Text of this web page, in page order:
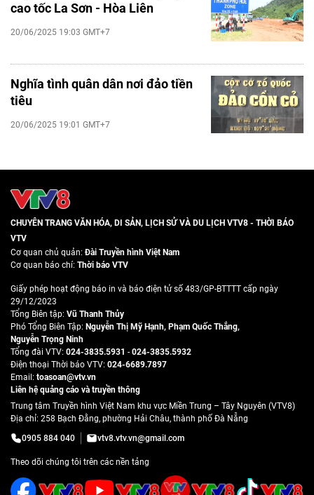
cao tốc La Sơn - Hòa Liên
20/06/2025 19:03 GMT+7
Nghĩa tình quân dân nơi đảo tiền
tiêu
20/06/2025 19:01 GMT+7
CHUYÊN TRANG VĂN HÓA, DI SẢN, LỊCH SỬ VÀ DU LỊCH VTV8 - THỜI BÁO
VTV
Cơ quan chủ quản:Đài Truyền hình Việt Nam
Cơ quan báo chí: Thời báo VTV
Giấy phép hoạt động báo in và báo điện tử số 483/GP-BTTTT cấp ngày
29/12/2023
Tổng Biên tập: Vũ Thanh Thủy
Phó Tổng Biên Tập: Nguyễn Thị Mỹ Hạnh, Phạm Quốc Thắng,
Nguyễn Trọng Ninh
Tổng đài VTV: 024-3835.5931 - 024-3835.5932
Ðiện thoại Thời báo VTV: 024-6689.7897
Email: toasoan@vtv.vn
Liên hệ quảng cáo và truyền thông
Trung tâm Truyền hình Việt Nam khu vực Miền Trung – Tây Nguyên (VTV8)
Địa chỉ: 258 Bạch Đằng, phường Hải Châu, thành phố Đà Nẵng
0905 884 040
vtv8.vtv.vn@gmail.com
Theo dõi chúng tôi trên các nền tảng